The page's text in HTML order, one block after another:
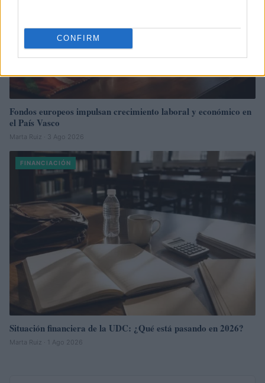
CONFIRM
Fondos europeos impulsan crecimiento laboral y económico en
el País Vasco
Marta Ruiz · 3 Ago 2026
FINANCIACIÓN
Situación financiera de la UDC: ¿Qué está pasando en 2026?
Marta Ruiz · 1 Ago 2026